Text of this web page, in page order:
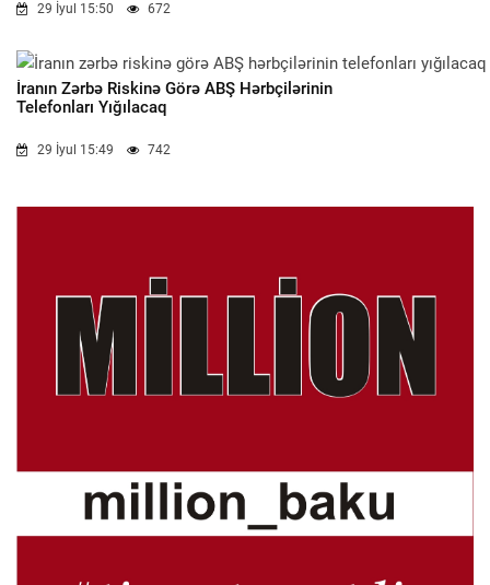
29 İyul 15:50 672
İranın Zərbə Riskinə Görə ABŞ Hərbçilərinin
Telefonları Yığılacaq
29 İyul 15:49 742